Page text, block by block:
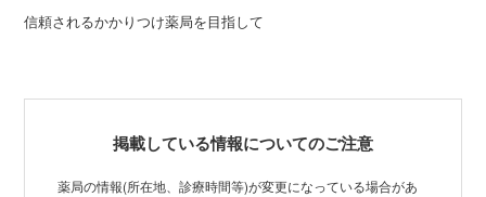
信頼されるかかりつけ薬局を目指して
掲載している情報についてのご注意
薬局の情報(所在地、診療時間等)が変更になっている場合があ